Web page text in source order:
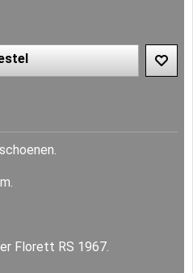
Florett RS 1967.